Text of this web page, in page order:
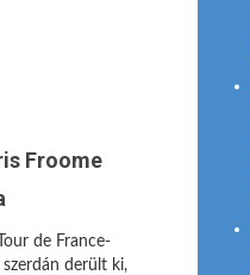
Froome
de France-
derült ki,